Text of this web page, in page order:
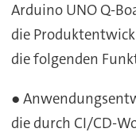
Arduino UNO Q-
die
die folgenden
●
die durch CI/CD-